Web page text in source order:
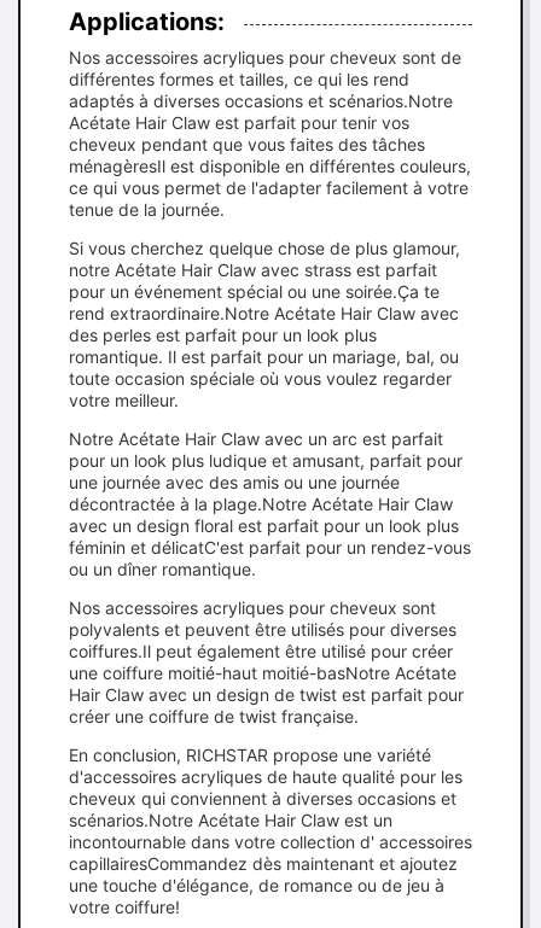
Applications:
Nos accessoires acryliques pour cheveux sont de
différentes formes et tailles, ce qui les rend
adaptés à diverses occasions et scénarios.Notre
Acétate Hair Claw est parfait pour tenir vos
cheveux pendant que vous faites des tâches
ménagèresIl est disponible en différentes couleurs,
ce qui vous permet de l'adapter facilement à votre
tenue de la journée.
Si vous cherchez quelque chose de plus glamour,
notre Acétate Hair Claw avec strass est parfait
pour un événement spécial ou une soirée.Ça te
rend extraordinaire.Notre Acétate Hair Claw avec
des perles est parfait pour un look plus
romantique. Il est parfait pour un mariage, bal, ou
toute occasion spéciale où vous voulez regarder
votre meilleur.
Notre Acétate Hair Claw avec un arc est parfait
pour un look plus ludique et amusant, parfait pour
une journée avec des amis ou une journée
décontractée à la plage.Notre Acétate Hair Claw
avec un design floral est parfait pour un look plus
féminin et délicatC'est parfait pour un rendez-vous
ou un dîner romantique.
Nos accessoires acryliques pour cheveux sont
polyvalents et peuvent être utilisés pour diverses
coiffures.Il peut également être utilisé pour créer
une coiffure moitié-haut moitié-basNotre Acétate
Hair Claw avec un design de twist est parfait pour
créer une coiffure de twist française.
En conclusion, RICHSTAR propose une variété
d'accessoires acryliques de haute qualité pour les
cheveux qui conviennent à diverses occasions et
scénarios.Notre Acétate Hair Claw est un
incontournable dans votre collection d' accessoires
capillairesCommandez dès maintenant et ajoutez
une touche d'élégance, de romance ou de jeu à
votre coiffure!